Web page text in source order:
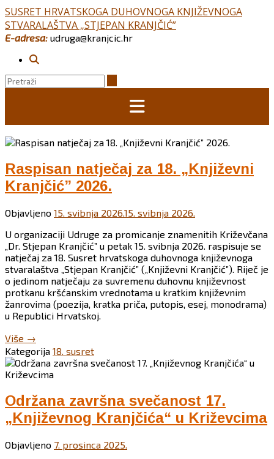
Skip
to
content
SUSRET HRVATSKOGA DUHOVNOGA KNJIŽEVNOGA
STVARALAŠTVA „STJEPAN KRANJČIĆ”
E-adresa: udruga@kranjcic.hr
Raspisan natječaj za 18. „Književni
Kranjčić” 2026.
Objavljeno 15. svibnja 2026.15. svibnja 2026.
U organizaciji Udruge za promicanje znamenitih Križevčana
„Dr. Stjepan Kranjčić” u petak 15. svibnja 2026. raspisuje se
natječaj za 18. Susret hrvatskoga duhovnoga književnoga
stvaralaštva „Stjepan Kranjčić” („Književni Kranjčić”). Riječ je
o jedinom natječaju za suvremenu duhovnu književnost
protkanu kršćanskim vrednotama u kratkim književnim
žanrovima (poezija, kratka priča, putopis, esej, monodrama)
u Republici Hrvatskoj.
Više “Raspisan
natječaj
za
18.
Kranjčić”
2026.”
→
Kategorija 18. susret
Održana završna svečanost 17.
„Književnog Kranjčića“ u Križevcima
Objavljeno 7. prosinca 2025.